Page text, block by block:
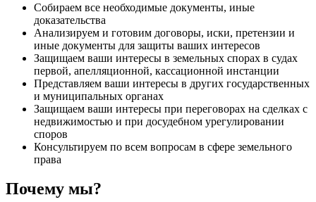
Собираем все необходимые документы, иные
доказательства
Анализируем и готовим договоры, иски, претензии и
иные документы для защиты ваших интересов
Защищаем ваши интересы в земельных спорах в судах
первой, апелляционной, кассационной инстанции
Представляем ваши интересы в других государственных
и муниципальных органах
Защищаем ваши интересы при переговорах на сделках с
недвижимостью и при досудебном урегулировании
споров
Консультируем по всем вопросам в сфере земельного
права
Почему мы?